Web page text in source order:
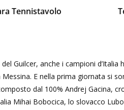
Tennistavolo
Guilcer, anche i campioni
E nella prima giornata si
dal 100% Andrej Gacina,
Mihai Bobocica, lo slovacco